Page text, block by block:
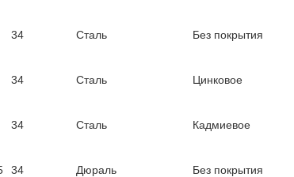
34 Сталь Без покрытия
34 Сталь Цинковое
34 Сталь Кадмиевое
34 Дюраль Без покрытия